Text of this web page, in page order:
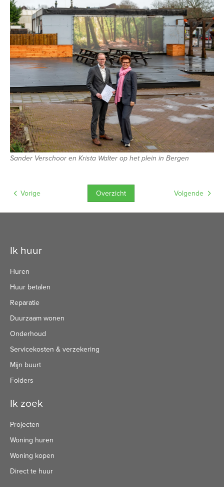
Sander Verschoor en Krista Walter op het plein in Bergen
Volgende
Overzicht
Vorige
Contactinformatie
Ik huur
Huren
Huur betalen
Reparatie
Duurzaam wonen
Onderhoud
Servicekosten & verzekering
Mijn buurt
Folders
Ik zoek
Projecten
Woning huren
Woning kopen
Direct te huur